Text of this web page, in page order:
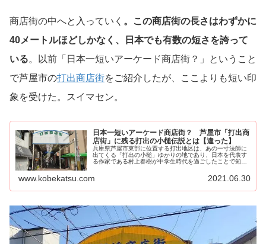
商店街の中へと入っていく 。この商店街の長さはわずかに
40メートルほどしかなく、日本でも有数の短さを誇って
いる。以前「日本一短いアーケード商店街？」ということ
で芦屋市の打出商店街をご紹介したが、ここよりも短い印
象を受けた。スイマセン。
日本一短いアーケード商店街？ 芦屋市「打出商
店街」に残る打出の小槌伝説とは【違った】
兵庫県芦屋市東部に位置する打出地区は、あの一寸法師に
出てくる「打出の小槌」ゆかりの地であり、日本を代表す
る作家である村上春樹が中学生時代を過ごしたことで知ら
www.kobekatsu.com 2021.06.30